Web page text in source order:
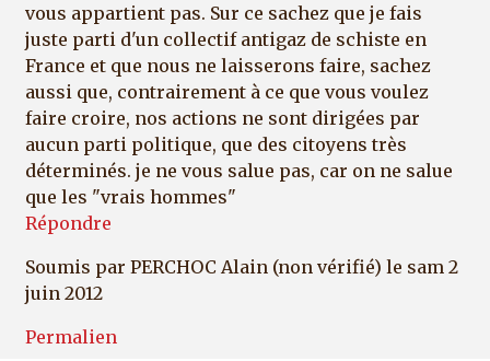
vous appartient pas. Sur ce sachez que je fais
juste parti d'un collectif antigaz de schiste en
France et que nous ne laisserons faire, sachez
aussi que, contrairement à ce que vous voulez
faire croire, nos actions ne sont dirigées par
aucun parti politique, que des citoyens très
déterminés. je ne vous salue pas, car on ne salue
que les "vrais hommes"
Répondre
Soumis par PERCHOC Alain (non vérifié) le sam 2
juin 2012
Permalien